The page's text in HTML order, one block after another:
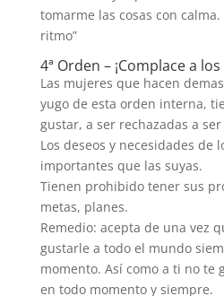
tomarme las cosas con
ritmo”
4ª Orden – ¡Complace a
Las mujeres que hacen
yugo de esta orden interna,
gustar, a ser rechazadas a
Los deseos y necesidades de
importantes que las suyas.
Tienen prohibido tener sus
metas, planes.
Remedio: acepta de una vez
gustarle a todo el mundo
momento. Así como a ti no te
en todo momento y siempre.